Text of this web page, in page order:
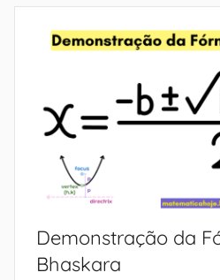
Demonstração da
Bhaskara